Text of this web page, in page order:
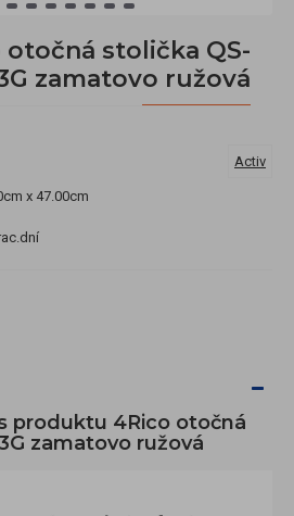
otočná stolička QS-
zamatovo ružová
x 47.00cm
Activ
produktu 4Rico otočná
zamatovo ružová